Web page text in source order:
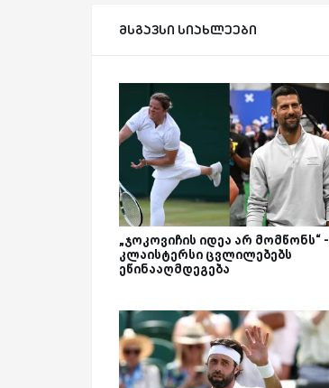
მსგავსი სიახლეები
„ჯოკოვიჩის იდეა არ მომწონს“ -
კლაისტერსი ცვლილებებს
ეწინააღმდეგება